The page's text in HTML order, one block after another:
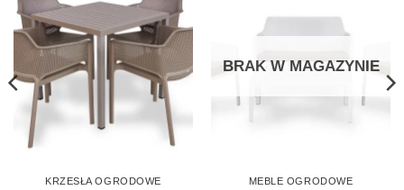
KRZESŁA OGRODOWE
BRAK W MAGAZYNIE
MEBLE OGRODOWE